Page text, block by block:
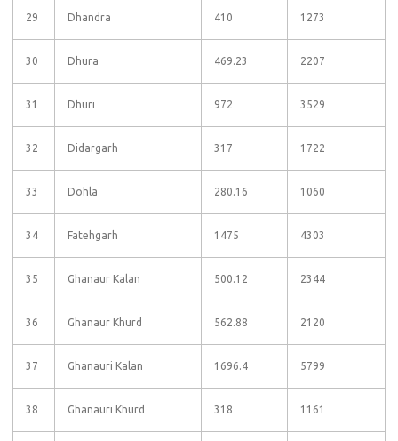
29 Dhandra 410 1273
30 Dhura 469.23 2207
31 Dhuri 972 3529
32 Didargarh 317 1722
33 Dohla 280.16 1060
34 Fatehgarh 1475 4303
35 Ghanaur Kalan 500.12 2344
36 Ghanaur Khurd 562.88 2120
37 Ghanauri Kalan 1696.4 5799
38 Ghanauri Khurd 318 1161